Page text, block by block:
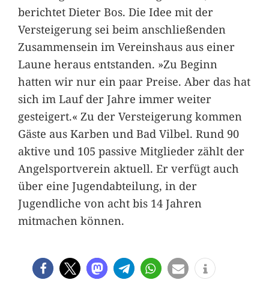
berichtet Dieter Bos. Die Idee mit der
Versteigerung sei beim anschließenden
Zusammensein im Vereinshaus aus einer
Laune heraus entstanden. »Zu Beginn
hatten wir nur ein paar Preise. Aber das hat
sich im Lauf der Jahre immer weiter
gesteigert.« Zu der Versteigerung kommen
Gäste aus Karben und Bad Vilbel. Rund 90
aktive und 105 passive Mitglieder zählt der
Angelsportverein aktuell. Er verfügt auch
über eine Jugendabteilung, in der
Jugendliche von acht bis 14 Jahren
mitmachen können.